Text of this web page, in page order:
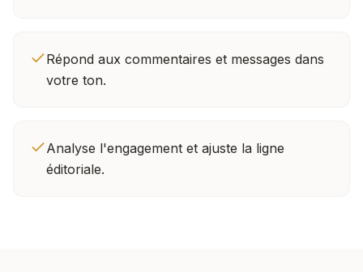
Répond aux commentaires et messages dans
votre ton.
Analyse l'engagement et ajuste la ligne
éditoriale.